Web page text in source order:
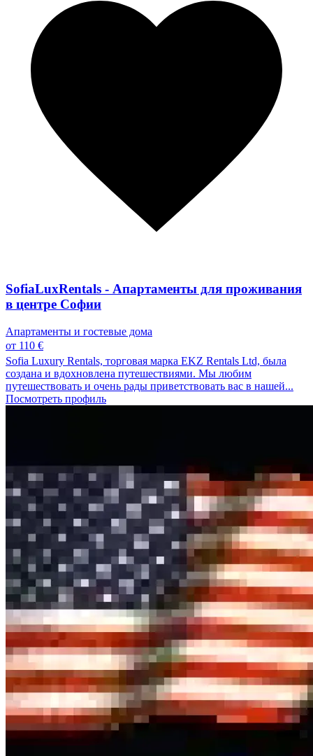
SofiaLuxRentals - Апартаменты для проживания
в центре Софии
Апартаменты и гостевые дома
от 110 €
Sofia Luxury Rentals, торговая марка EKZ Rentals Ltd, была
создана и вдохновлена путешествиями. Мы любим
путешествовать и очень рады приветствовать вас в нашей...
Посмотреть профиль